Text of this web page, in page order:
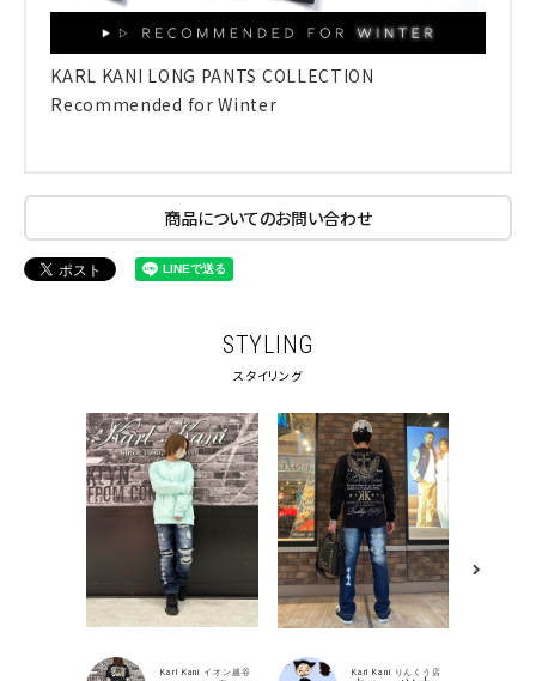
キーワードから探す
KARL KANI LONG PANTS COLLECTION
Recommended for Winter
商品についてのお問い合わせ
STYLING
スタイリング
Karl Kani イオン越谷
Karl Kani りんくう店